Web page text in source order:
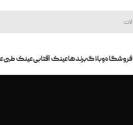
فروشگاهوبلاگبرندهاعینک آفتابیعینک طبی